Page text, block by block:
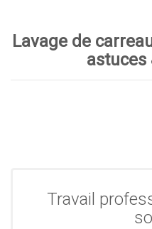
Lavage de
astuces
Travail